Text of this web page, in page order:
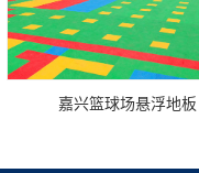
嘉兴篮球场悬浮地板